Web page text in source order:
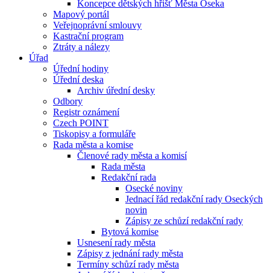
Koncepce dětských hřišť Města Oseka
Mapový portál
Veřejnoprávní smlouvy
Kastrační program
Ztráty a nálezy
Úřad
Úřední hodiny
Úřední deska
Archiv úřední desky
Odbory
Registr oznámení
Czech POINT
Tiskopisy a formuláře
Rada města a komise
Členové rady města a komisí
Rada města
Redakční rada
Osecké noviny
Jednací řád redakční rady Oseckých
novin
Zápisy ze schůzí redakční rady
Bytová komise
Usnesení rady města
Zápisy z jednání rady města
Termíny schůzí rady města